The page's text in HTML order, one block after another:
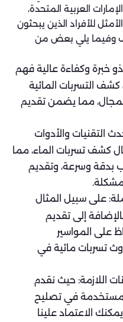
العربية المتحدة،
للأفراد الذين يبحثون
وفيما يلي بعض من
خبرة وكفاءة عالية فهم
التسربات المائية
مما يضمن تقديم
التقنيات والأدوات
كشف تسربات الماء، مما
بدقة وسرعة، وتقديم
على سبيل المثال
إلى تقديم
على المواسير
تسربات مائية في
اللازمة: حيث نقدم
في تصليح
الاعتماد علينا